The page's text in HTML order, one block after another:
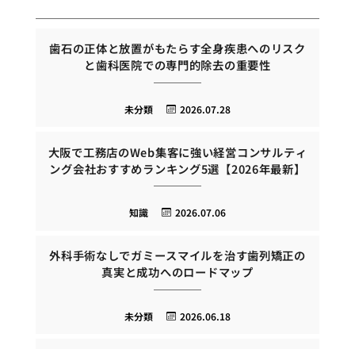
歯石の正体と放置がもたらす全身疾患へのリスク
と歯科医院での専門的除去の重要性
2026.07.28
未分類
大阪で工務店のWeb集客に強い経営コンサルティ
ング会社おすすめランキング5選【2026年最新】
2026.07.06
知識
外科手術なしでガミースマイルを治す歯列矯正の
真実と成功へのロードマップ
2026.06.18
未分類